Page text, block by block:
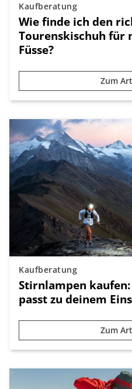
Kaufberatung
Wie finde ich den
Tourenskischuh für
Füsse?
Zum
Kaufberatung
Stirnlampen
passt zu deinem
Zum